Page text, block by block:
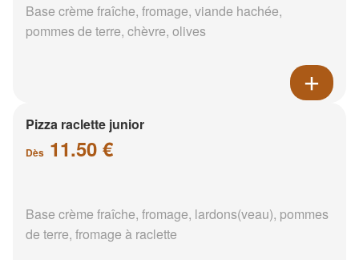
Base crème fraîche, fromage, viande hachée,
pommes de terre, chèvre, olives
Pizza raclette junior
Dès 11.50 €
Base crème fraîche, fromage, lardons(veau), pommes
de terre, fromage à raclette